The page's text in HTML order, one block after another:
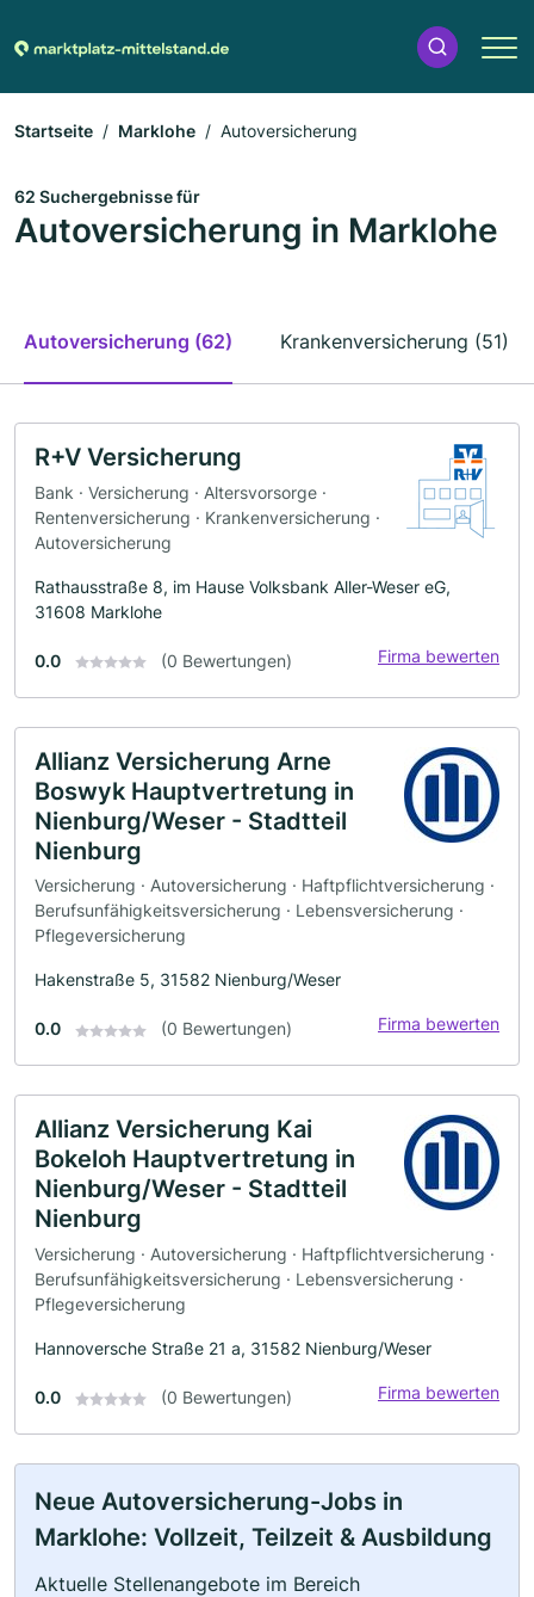
Startseite Marklohe Autoversicherung
62 Suchergebnisse für
Autoversicherung in Marklohe
Autoversicherung (62) Krankenversicherung (51)
R+V Versicherung
Bank · Versicherung · Altersvorsorge ·
Rentenversicherung · Krankenversicherung ·
Autoversicherung
Rathausstraße 8, im Hause Volksbank Aller-Weser eG,
31608 Marklohe
0.0 (0 Bewertungen) Firma bewerten
Allianz Versicherung Arne
Boswyk Hauptvertretung in
Nienburg/Weser - Stadtteil
Nienburg
Versicherung · Autoversicherung · Haftpflichtversicherung ·
Berufsunfähigkeitsversicherung · Lebensversicherung ·
Pflegeversicherung
Hakenstraße 5, 31582 Nienburg/Weser
0.0 (0 Bewertungen) Firma bewerten
Allianz Versicherung Kai
Bokeloh Hauptvertretung in
Nienburg/Weser - Stadtteil
Nienburg
Versicherung · Autoversicherung · Haftpflichtversicherung ·
Berufsunfähigkeitsversicherung · Lebensversicherung ·
Pflegeversicherung
Hannoversche Straße 21 a, 31582 Nienburg/Weser
0.0 (0 Bewertungen) Firma bewerten
Neue Autoversicherung-Jobs in
Marklohe: Vollzeit, Teilzeit & Ausbildung
Aktuelle Stellenangebote im Bereich